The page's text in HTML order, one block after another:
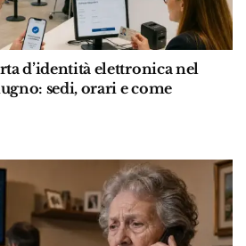
d’identità elettronica nel
sedi, orari e come